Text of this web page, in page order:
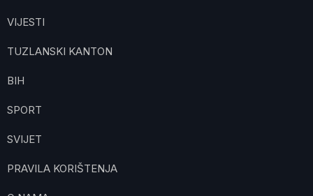
VIJESTI
TUZLANSKI KANTON
BIH
SPORT
SVIJET
PRAVILA KORIŠTENJA